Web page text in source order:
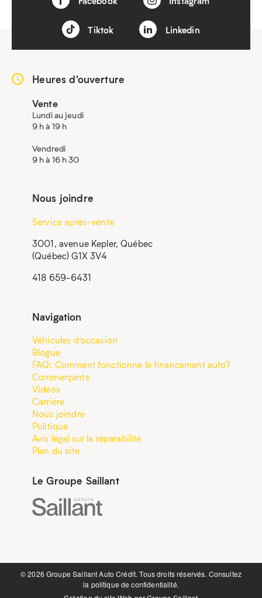
Tiktok Linkedin
Heures d'ouverture
Vente
Lundi au jeudi
9 h à 19 h
Vendredi
9 h à 16 h 30
Nous joindre
Service après-vente
3001, avenue Kepler, Québec
(Québec) G1X 3V4
418 659-6431
Navigation
Véhicules d’occasion
Blogue
FAQ: Comment fonctionne le financement auto?
Commerçants
Vidéos
Carrière
Nous joindre
Politique
Avis légal sur la réparabilité
Plan du site
Le Groupe Saillant
©️ 2026 Groupe Saillant Auto Crédit. Tous droits réservés. Consultez
la politique de confidentialité.